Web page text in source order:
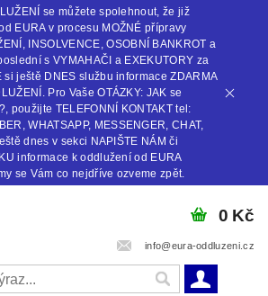
se můžete spolehnout, že již
EURA v procesu MOŽNÉ přípravy
INSOLVENCE, OSOBNÍ BANKROT a
s VYMAHAČI a EXEKUTORY za
si ještě DNES službu informace ZDARMA
Pro Vaše OTÁZKY: JAK se
použijte TELEFONNÍ KONTAKT tel:
WHATSAPP, MESSENGER, CHAT,
dnes v sekci NAPIŠTE NÁM či
informace k oddlužení od EURA
se Vám co nejdříve ozveme zpět.
info@eura-oddluzeni.cz
0 Kč